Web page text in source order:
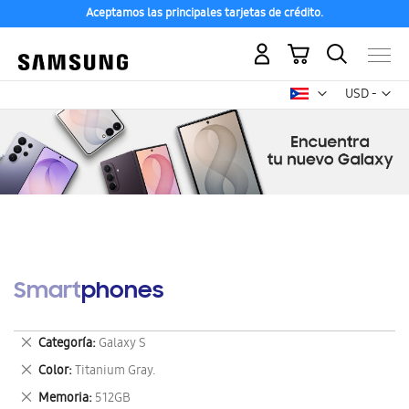
Aceptamos las principales tarjetas de crédito.
USD -
dólar
Mi carrito
Smartphones
Categoría Galaxy S
Eliminar
este
artículo
Color Titanium Gray.
Eliminar
este
Memoria 512GB
Eliminar